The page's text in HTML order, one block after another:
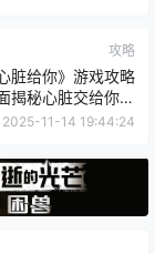
攻略
脏给你》游戏攻略
揭秘心脏交给你的
技巧和策略）
2025-11-14 19:44:24